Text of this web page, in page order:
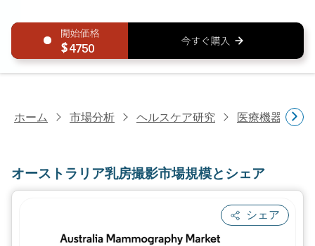
4750
ホーム 市場分析 ヘルスケア研究 医療機器研究
オーストラリア乳房撮影市場規模とシェア
シェア